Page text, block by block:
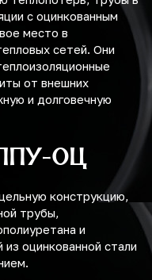
с оцинкованным
место в
сетей. Они
от внешних
и долговечную
ОЦ
конструкцию,
трубы,
и
оцинкованной стали